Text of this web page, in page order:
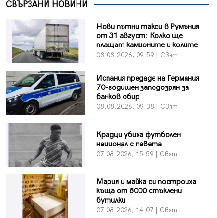
СВЪРЗАНИ НОВИНИ
Нови пътни такси в Румъния
от 31 август: Колко ще
плащат камионите и колите
08.08.2026, 09:59 | Свят
Испания предаде на Германия
70-годишен заподозрян за
банков обир
08.08.2026, 09:38 | Свят
Крадци убиха футболен
национал с павета
07.08.2026, 15:59 | Свят
Мария и майка си построиха
къща от 8000 стъклени
бутилки
07.08.2026, 14:07 | Свят